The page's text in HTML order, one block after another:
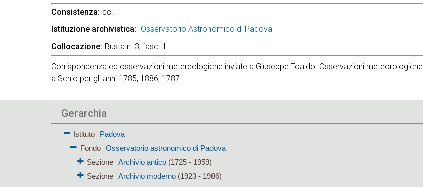
Consistenza cc.
Istituzione archivistica
Osservatorio Astronomico di Padova
Collocazione Busta n. 3, fasc. 1
Corrispondenza ed osservazioni metereologiche inviate a Giuseppe Toaldo. Osservazioni meteorologiche
a Schio per gli anni 1785, 1886, 1787
Gerarchia
Istituto
Padova
Fondo
Osservatorio astronomico di Padova
Sezione Archivio antico(1725 - 1959)
Sezione Archivio moderno(1923 - 1986)